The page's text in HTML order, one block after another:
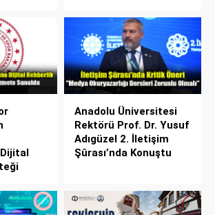
Anadolu Üniversitesi
Rektörü Prof. Dr. Yusuf
Adıgüzel 2. İletişim
Şûrası’nda Konuştu